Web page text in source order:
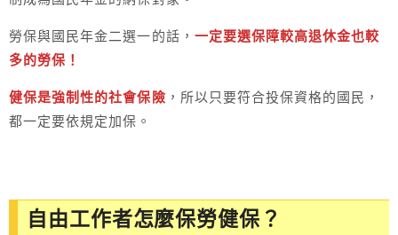
勞保與國民年金二選一的話， 一定要選保障較高退休金也較
多的勞保！
健保是強制性的社會保險 ，所以只要符合投保資格的國民，
都一定要依規定加保。
自由工作者怎麼保勞健保？